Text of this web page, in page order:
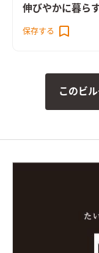
伸びやかに暮ら
保存する
このビ